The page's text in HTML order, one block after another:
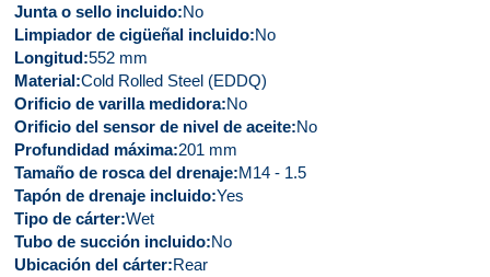
Junta o sello incluido No
Limpiador de cigüeñal incluido No
Longitud 552 mm
Material Cold Rolled Steel (EDDQ)
Orificio de varilla medidora No
Orificio del sensor de nivel de aceite No
Profundidad máxima 201 mm
Tamaño de rosca del drenaje M14 - 1.5
Tapón de drenaje incluido Yes
Tipo de cárter Wet
Tubo de succión incluido No
Ubicación del cárter Rear